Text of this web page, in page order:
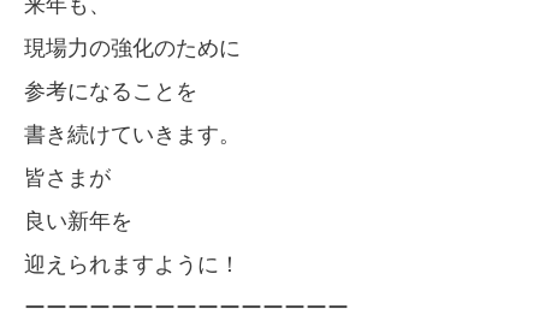
来年も、
現場力の強化のために
参考になることを
書き続けていきます。
皆さまが
良い新年を
迎えられますように！
ーーーーーーーーーーーーーーー